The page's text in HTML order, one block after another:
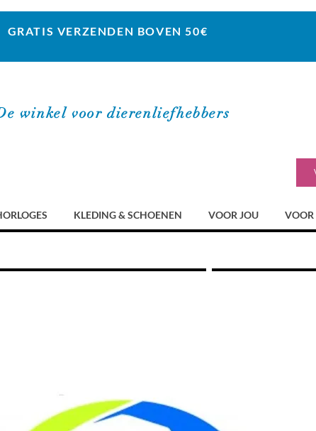
GRATIS VERZENDEN BOVEN 50€
winkel voor dierenliefhebbers
KLEDING & SCHOENEN VOOR JOU VOOR